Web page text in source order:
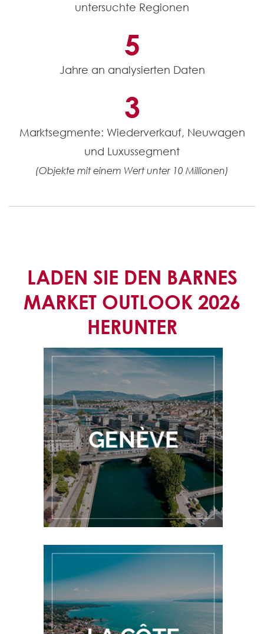
untersuchte Regionen
5
Jahre an analysierten Daten
3
Marktsegmente: Wiederverkauf, Neuwagen
und Luxussegment
(Objekte mit einem Wert unter 10 Millionen)
LADEN SIE DEN BARNES
MARKET OUTLOOK 2026
HERUNTER